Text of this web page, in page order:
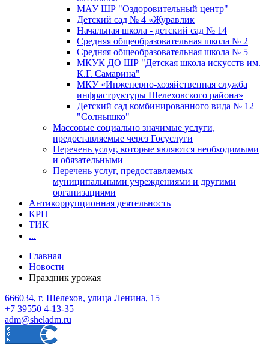
МАУ ШР "Оздоровительный центр"
Детский сад № 4 «Журавлик
Начальная школа - детский сад № 14
Средняя общеобразовательная школа № 2
Средняя общеобразовательная школа № 5
МКУК ДО ШР "Детская школа искусств им.
К.Г. Самарина"
МКУ «Инженерно-хозяйственная служба
инфраструктуры Шелеховского района»
Детский сад комбинированного вида № 12
"Солнышко"
Массовые социально значимые услуги,
предоставляемые через Госуслуги
Перечень услуг, которые являются необходимыми
и обязательными
Перечень услуг, предоставляемых
муниципальными учреждениями и другими
организациями
Антикоррупционная деятельность
КРП
ТИК
...
Главная
Новости
Праздник урожая
666034, г. Шелехов, улица Ленина, 15
+7 39550 4-13-35
adm@sheladm.ru